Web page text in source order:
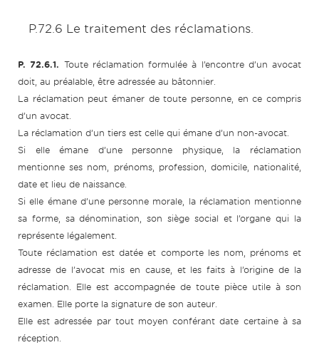
P.72.6 Le traitement des réclamations.
P. 72.6.1. Toute réclamation formulée à l’encontre d’un avocat
doit, au préalable, être adressée au bâtonnier.
La réclamation peut émaner de toute personne, en ce compris
d’un avocat.
La réclamation d’un tiers est celle qui émane d’un non-avocat.
Si elle émane d’une personne physique, la réclamation
mentionne ses nom, prénoms, profession, domicile, nationalité,
date et lieu de naissance.
Si elle émane d’une personne morale, la réclamation mentionne
sa forme, sa dénomination, son siège social et l’organe qui la
représente légalement.
Toute réclamation est datée et comporte les nom, prénoms et
adresse de l’avocat mis en cause, et les faits à l’origine de la
réclamation. Elle est accompagnée de toute pièce utile à son
examen. Elle porte la signature de son auteur.
Elle est adressée par tout moyen conférant date certaine à sa
réception.